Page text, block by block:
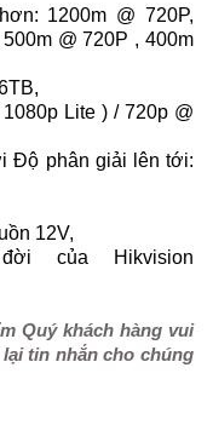
1200m @ 720P,
@ 720P , 400m
Lite ) / 720p @
Độ phân giải lên tới:
12V,
của Hikvision
Quý khách hàng vui
tin nhắn cho chúng